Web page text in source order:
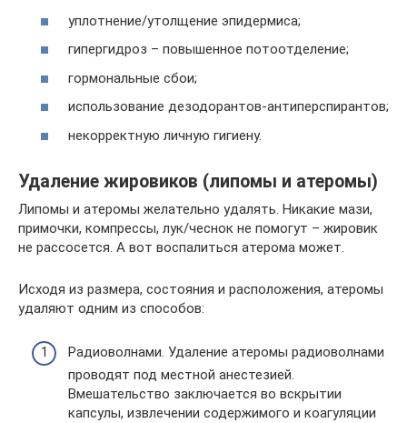
уплотнение/утолщение эпидермиса;
гипергидроз – повышенное потоотделение;
гормональные сбои;
использование дезодорантов-антиперспирантов;
некорректную личную гигиену.
Удаление жировиков (липомы и атеромы)
Липомы и атеромы желательно удалять. Никакие мази,
примочки, компрессы, лук/чеснок не помогут – жировик
не рассосется. А вот воспалиться атерома может.
Исходя из размера, состояния и расположения, атеромы
удаляют одним из способов:
Радиоволнами. Удаление атеромы радиоволнами
проводят под местной анестезией.
Вмешательство заключается во вскрытии
капсулы, извлечении содержимого и коагуляции